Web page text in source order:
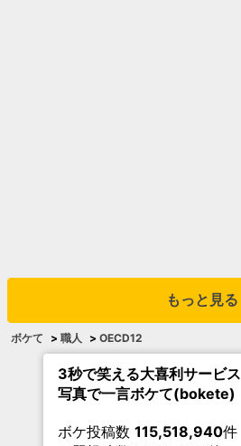
もっと見る
ボケて > 職人 > OECD12
3秒で笑える大喜利サービス
写真で一言ボケて(bokete)
ボケ投稿数 115,518,940件